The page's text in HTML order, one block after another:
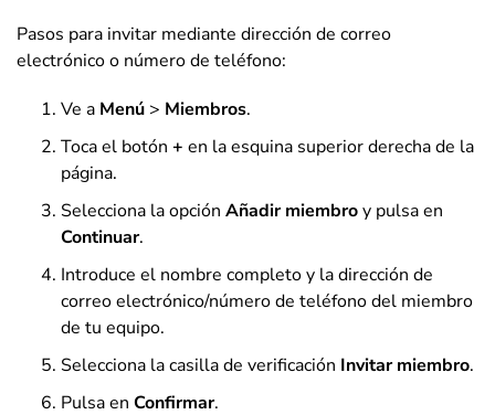
Pasos para invitar mediante dirección de correo
electrónico o número de teléfono:
Ve a Menú > Miembros.
Toca el botón + en la esquina superior derecha de la
página.
Selecciona la opción Añadir miembroy pulsa en
Continuar.
Introduce el nombre completo y la dirección de
correo electrónico/número de teléfono del miembro
de tu equipo.
Selecciona la casilla de verificación Invitar miembro.
Pulsa en Confirmar.